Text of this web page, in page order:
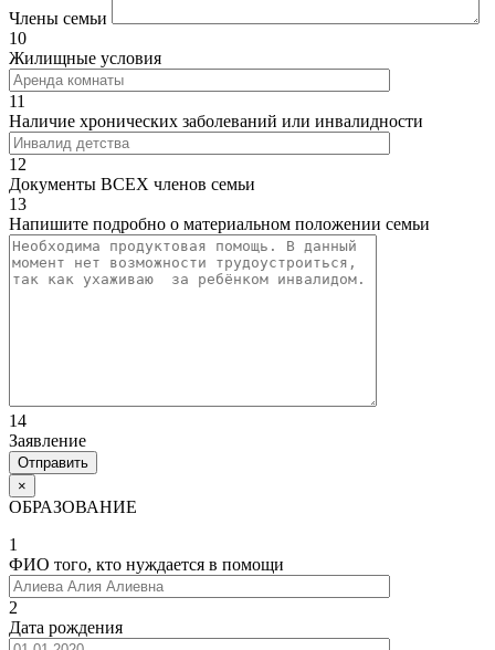
Члены семьи
10
Жилищные условия
11
Наличие хронических заболеваний или инвалидности
12
Документы ВСЕХ членов семьи
13
Напишите подробно о материальном положении семьи
14
Заявление
×
ОБРАЗОВАНИЕ
1
ФИО того, кто нуждается в помощи
2
Дата рождения